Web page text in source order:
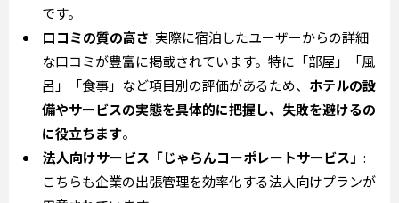
です。
口コミの質の高さ: 実際に宿泊したユーザーからの詳細
な口コミが豊富に掲載されています。特に「部屋」「風
呂」「食事」など項目別の評価があるため、 ホテルの設
備やサービスの実態を具体的に把握し、失敗を避けるの
に役立ちます。
法人向けサービス「じゃらんコーポレートサービス」 :
こちらも企業の出張管理を効率化する法人向けプランが